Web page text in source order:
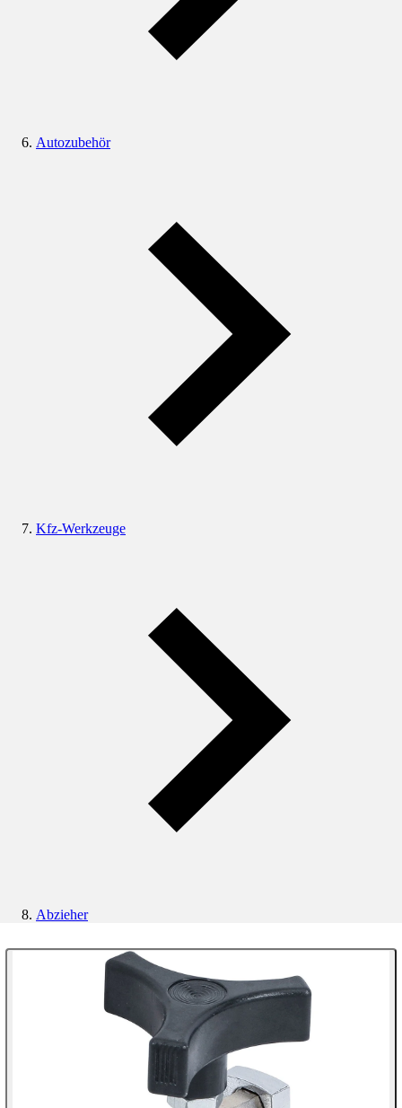
Autozubehör
Kfz-Werkzeuge
Abzieher